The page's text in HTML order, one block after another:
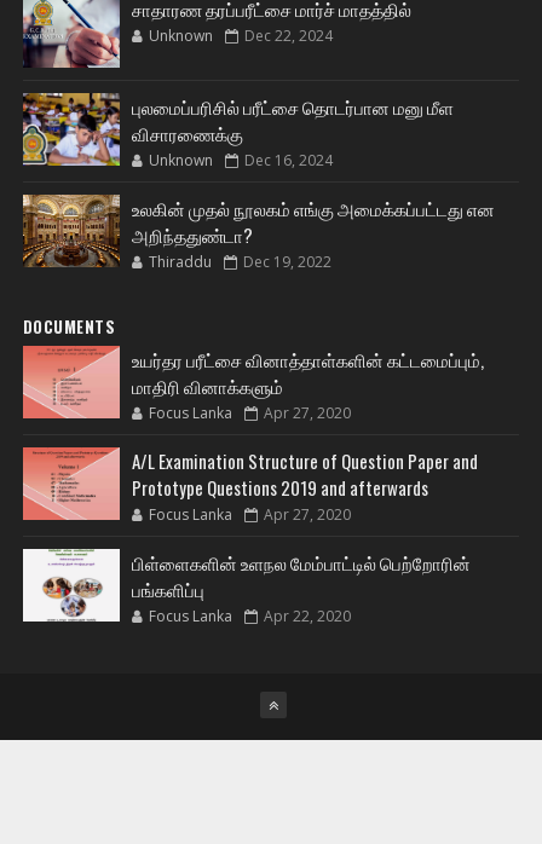
சாதாரண தரப்பரீட்சை மார்ச் மாதத்தில்
Unknown Dec 22, 2024
புலமைப்பரிசில் பரீட்சை தொடர்பான மனு மீள
விசாரணைக்கு
Unknown Dec 16, 2024
உலகின் முதல் நூலகம் எங்கு அமைக்கப்பட்டது என
அறிந்ததுண்டா?
Thiraddu Dec 19, 2022
DOCUMENTS
உயர்தர பரீட்சை வினாத்தாள்களின் கட்டமைப்பும்,
மாதிரி வினாக்களும்
Focus Lanka Apr 27, 2020
A/L Examination Structure of Question Paper and
Prototype Questions 2019 and afterwards
Focus Lanka Apr 27, 2020
பிள்ளைகளின் உளநல மேம்பாட்டில் பெற்றோரின்
பங்களிப்பு
Focus Lanka Apr 22, 2020